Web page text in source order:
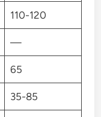
110-120
—
65
35-85